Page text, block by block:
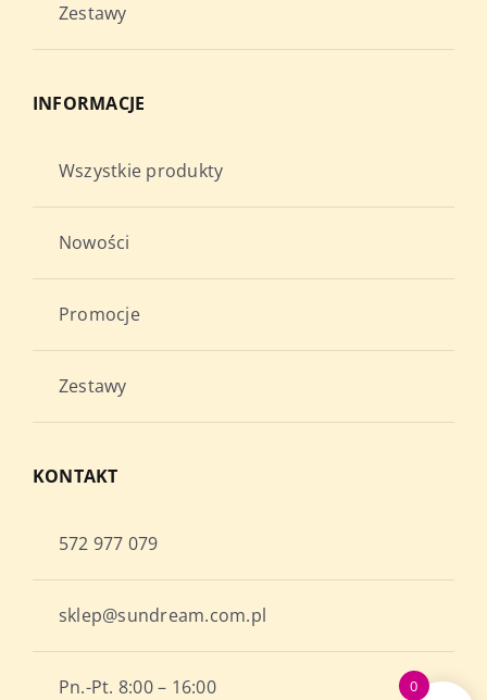
Zestawy
INFORMACJE
Wszystkie produkty
Nowości
Promocje
Zestawy
KONTAKT
572 977 079
sklep@sundream.com.pl
Pn.-Pt. 8:00 – 16:00 0